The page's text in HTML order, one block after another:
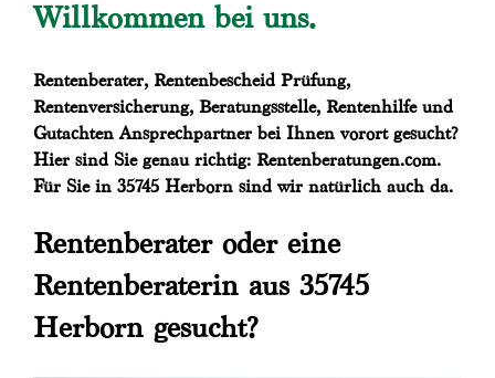
Willkommen bei uns.
Rentenberater, Rentenbescheid Prüfung,
Rentenversicherung, Beratungsstelle, Rentenhilfe und
Gutachten Ansprechpartner bei Ihnen vorort gesucht?
Hier sind Sie genau richtig: Rentenberatungen.com.
Für Sie in 35745 Herborn sind wir natürlich auch da.
Rentenberater oder eine
Rentenberaterin aus 35745
Herborn gesucht?